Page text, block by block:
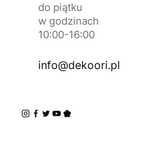
do piątku
w godzinach
10:00-16:00
info@dekoori.pl